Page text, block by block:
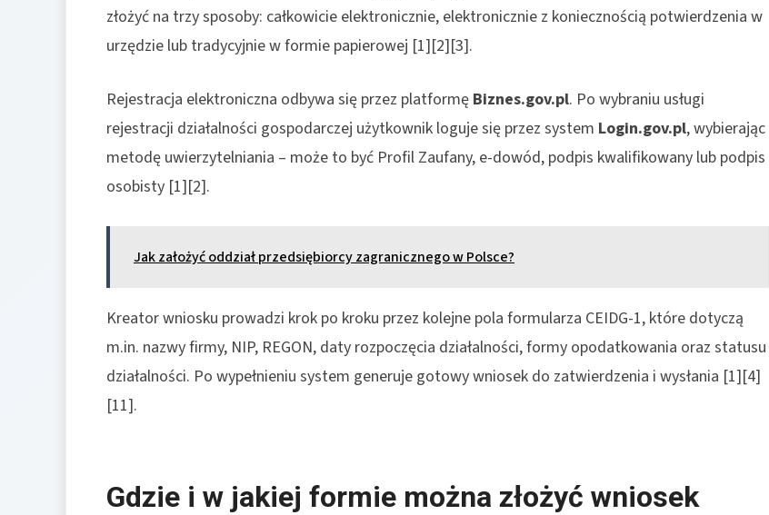
złożyć na trzy sposoby: całkowicie elektronicznie, elektronicznie z koniecznością potwierdzenia w
urzędzie lub tradycyjnie w formie papierowej [1][2][3].
Rejestracja elektroniczna odbywa się przez platformę Biznes.gov.pl. Po wybraniu usługi
rejestracji działalności gospodarczej użytkownik loguje się przez system Login.gov.pl, wybierając
metodę uwierzytelniania – może to być Profil Zaufany, e-dowód, podpis kwalifikowany lub podpis
osobisty [1][2].
Jak założyć oddział przedsiębiorcy zagranicznego w Polsce?
Kreator wniosku prowadzi krok po kroku przez kolejne pola formularza CEIDG-1, które dotyczą
m.in. nazwy firmy, NIP, REGON, daty rozpoczęcia działalności, formy opodatkowania oraz statusu
działalności. Po wypełnieniu system generuje gotowy wniosek do zatwierdzenia i wysłania [1][4]
[11].
Gdzie i w jakiej formie można złożyć wniosek